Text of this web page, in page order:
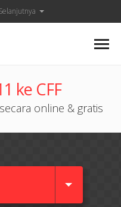
ke CFF
online & gratis